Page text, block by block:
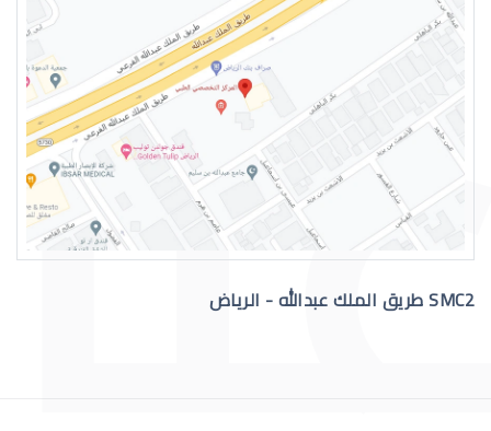
العدسات اللاصقة الطبية الصلبة
SMC2 طريق الملك عبدالله - الرياض